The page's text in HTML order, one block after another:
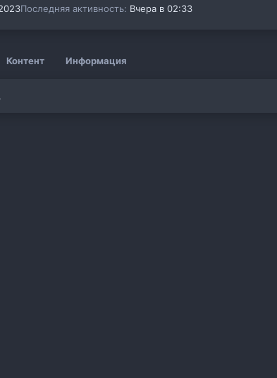
Последняя активность Вчера в 02:33
Контент Информация